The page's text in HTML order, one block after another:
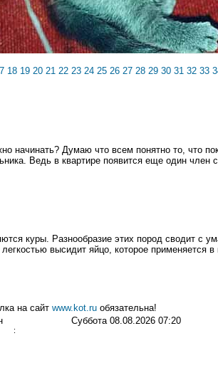
18 19 20 21 22 23 24 25 26 27 28 29 30 31 32 33
начинать? Думаю что всем понятно то, что
Ведь в квартире появится еще один
куры. Разнообразие этих пород сводит с
высидит яйцо, которое применяется
на сайт www.kot.ru обязательна!
Суббота 08.08.2026 07:20
: